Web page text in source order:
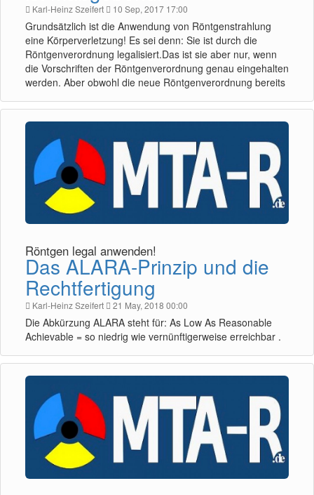
Karl-Heinz Szeifert 10 Sep, 2017 17:00
Grundsätzlich ist die Anwendung von Röntgenstrahlung
eine Körperverletzung! Es sei denn: Sie ist durch die
Röntgenverordnung legalisiert.Das ist sie aber nur, wenn
die Vorschriften der Röntgenverordnung genau eingehalten
werden. Aber obwohl die neue Röntgenverordnung bereits
Röntgen legal anwenden!
Das ALARA-Prinzip und die
Rechtfertigung
Karl-Heinz Szeifert 21 May, 2018 00:00
Die Abkürzung ALARA steht für: As Low As Reasonable
Achievable = so niedrig wie vernünftigerweise erreichbar .